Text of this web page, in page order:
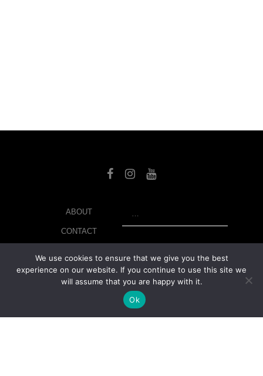
ABOUT
CONTACT
MY ACCOUNT
We use cookies to ensure that we give you the best
experience on our website. If you continue to use this site we
will assume that you are happy with it.
Ok